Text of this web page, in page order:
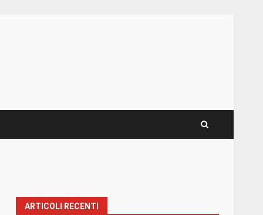
ARTICOLI RECENTI